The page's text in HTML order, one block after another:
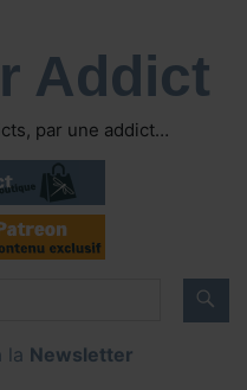
Addict
par une addict…
la Newsletter